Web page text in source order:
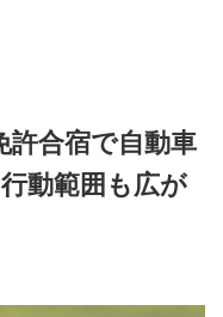
許合宿で自動車
動範囲も広が